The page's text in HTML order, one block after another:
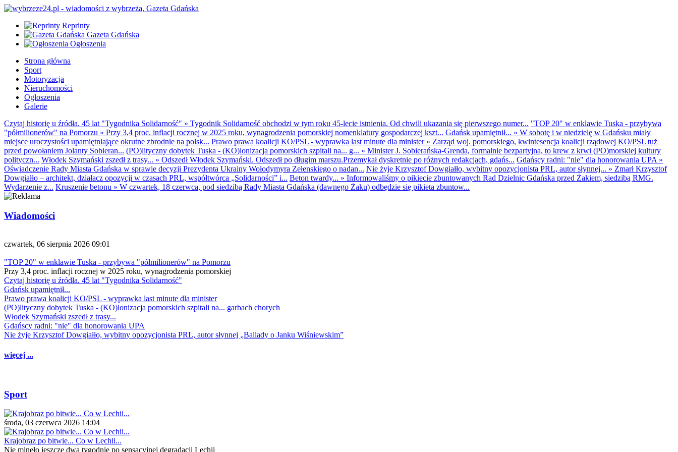
Reprinty
Gazeta Gdańska
Ogłoszenia
Strona główna
Sport
Motoryzacja
Nieruchomości
Ogłoszenia
Galerie
Czytaj historię u źródła. 45 lat "Tygodnika Solidarność" » Tygodnik Solidarność obchodzi w tym roku 45-lecie istnienia. Od chwili ukazania się pierwszego numer... "TOP 20" w enklawie Tuska - przybywa
"półmilionerów" na Pomorzu » Przy 3,4 proc. inflacji rocznej w 2025 roku, wynagrodzenia pomorskiej nomenklatury gospodarczej kszt... Gdańsk upamiętnił... » W sobotę i w niedzielę w Gdańsku miały
miejsce uroczystości upamiętniające okrutne zbrodnie na polsk... Prawo prawa koalicji KO/PSL - wyprawka last minute dla minister» Zarząd woj. pomorskiego, kwintesencja koalicji rządowej KO/PSL tuż
przed powołaniem Jolanty Sobieran... (PO)lityczny dobytek Tuska - (KO)lonizacja pomorskich szpitali na... g... » Minister J. Sobierańska-Grenda, formalnie bezpartyjna, to krew z krwi (PO)morskiej kultury
polityczn... Włodek Szymański zszedł z trasy... » Odszedł Włodek Szymański. Odszedł po długim marszu.Przemykał dyskretnie po różnych redakcjach, gdańs... Gdańscy radni: "nie" dla honorowania UPA »
Oświadczenie Rady Miasta Gdańska w sprawie decyzji Prezydenta Ukrainy Wołodymyra Zełenskiego o nadan... Nie żyje Krzysztof Dowgiałło, wybitny opozycjonista PRL, autor słynnej... » Zmarł Krzysztof
Dowgiałło – architekt, działacz opozycji w czasach PRL, współtwórca „Solidarności” i... Beton twardy... » Informowaliśmy o pikiecie zbuntowanych Rad Dzielnic Gdańska przed Żakiem, siedzibą RMG.
Wydarzenie z... Kruszenie betonu » W czwartek, 18 czerwca, pod siedzibą Rady Miasta Gdańska (dawnego Żaku) odbędzie się pikieta zbuntow...
Wiadomości
czwartek, 06 sierpnia 2026 09:01
"TOP 20" w enklawie Tuska - przybywa "półmilionerów" na Pomorzu
Przy 3,4 proc. inflacji rocznej w 2025 roku, wynagrodzenia pomorskiej
Czytaj historię u źródła. 45 lat "Tygodnika Solidarność"
Gdańsk upamiętnił...
Prawo prawa koalicji KO/PSL - wyprawka last minute dla minister
(PO)lityczny dobytek Tuska - (KO)lonizacja pomorskich szpitali na... garbach chorych
Włodek Szymański zszedł z trasy...
Gdańscy radni: "nie" dla honorowania UPA
Nie żyje Krzysztof Dowgiałło, wybitny opozycjonista PRL, autor słynnej „Ballady o Janku Wiśniewskim”
więcej ...
Sport
środa, 03 czerwca 2026 14:04
Krajobraz po bitwie... Co w Lechii...
Nie minęło jeszcze dwa tygodnie po sensacyjnej degradacji Lechii